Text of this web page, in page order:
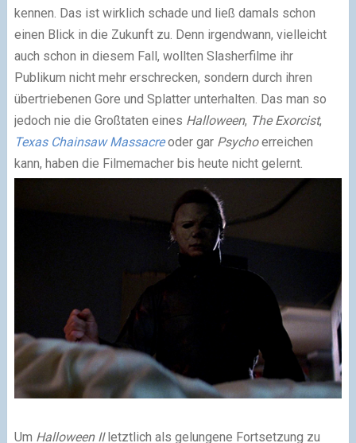
kennen. Das ist wirklich schade und ließ damals schon
einen Blick in die Zukunft zu. Denn irgendwann, vielleicht
auch schon in diesem Fall, wollten Slasherfilme ihr
Publikum nicht mehr erschrecken, sondern durch ihren
übertriebenen Gore und Splatter unterhalten. Das man so
jedoch nie die Großtaten eines Halloween, The Exorcist,
Texas Chainsaw Massacreoder gar Psychoerreichen
kann, haben die Filmemacher bis heute nicht gelernt.
Um Halloween IIletztlich als gelungene Fortsetzung zu